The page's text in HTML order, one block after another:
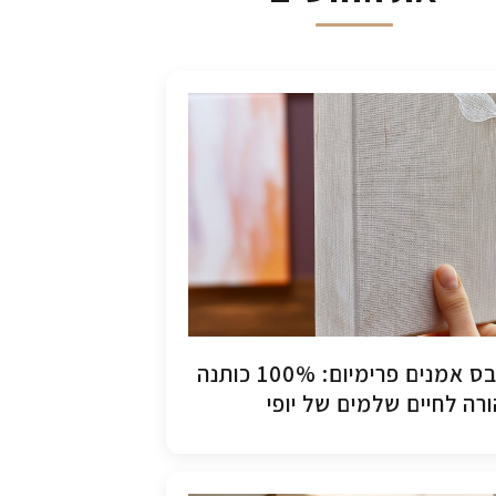
קנבס אמנים פרימיום: 100% כותנה
לחיים שלמים של יופי